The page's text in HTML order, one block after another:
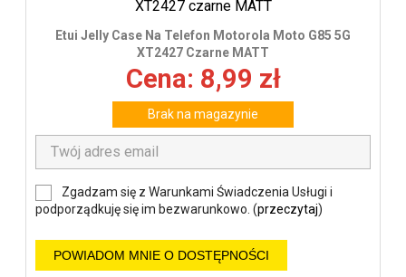
Etui Jelly Case Na Telefon Motorola Moto G85 5G
XT2427 Czarne MATT
Cena: 8,99 zł
Brak na magazynie
Zgadzam się z Warunkami Świadczenia Usługi i
podporządkuję się im bezwarunkowo. (przeczytaj)
POWIADOM MNIE O DOSTĘPNOŚCI